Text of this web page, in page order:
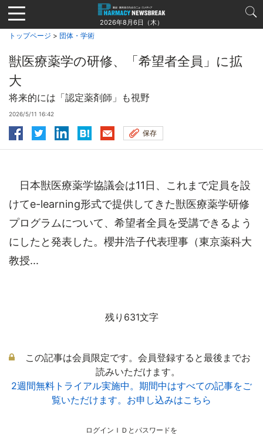
Jump
to
navigation
2026年8月6日（木）
トップページ > 団体・学術
獣医療薬学の研修、「希望者全員」に拡
大
将来的には「認定薬剤師」も視野
2026/5/11 16:42
保存
日本獣医療薬学協議会は11日、これまで定員を設
けてe-learning形式で提供してきた獣医療薬学研修
プログラムについて、希望者全員を受講できるよう
にしたと発表した。櫻井浩子代表理事（東京薬科大
教授...
残り631文字
この記事は会員限定です。会員登録すると最後までお
読みいただけます。
2週間無料トライアル実施中。期間中はすべての記事をご
覧いただけます。お申し込みはこちら
ログインＩＤとパスワードを